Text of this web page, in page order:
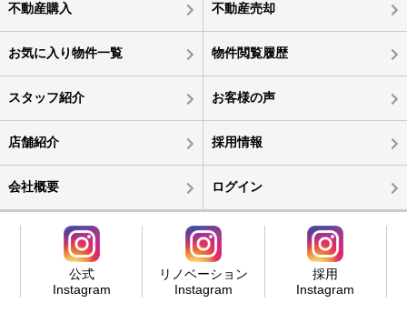
不動産購入 不動産売却
お気に入り物件一覧 物件閲覧履歴
スタッフ紹介 お客様の声
店舗紹介 採用情報
会社概要 ログイン
公式
Instagram
リノベーション
Instagram
採用
Instagram